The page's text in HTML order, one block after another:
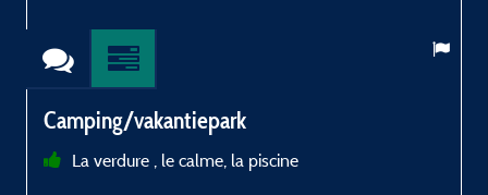
Camping/vakantiepark
La verdure , le calme, la piscine